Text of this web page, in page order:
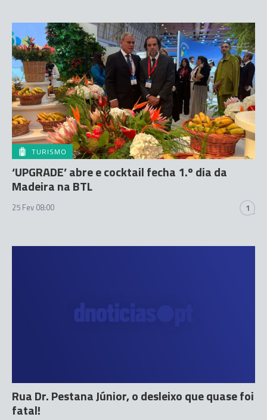
TURISMO
‘UPGRADE’ abre e cocktail fecha 1.º dia da
Madeira na BTL
25 Fev 08:00 1
Rua Dr. Pestana Júnior, o desleixo que quase foi
fatal!